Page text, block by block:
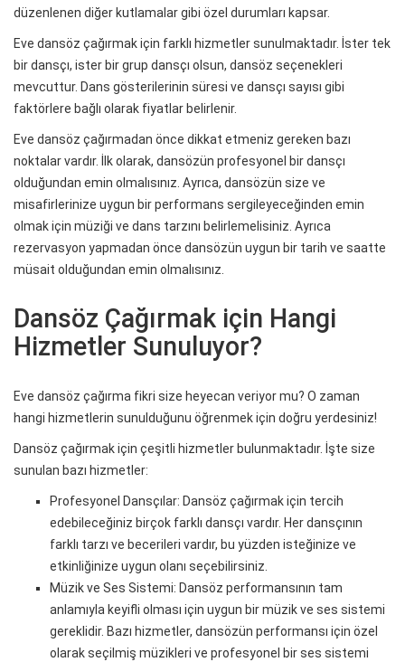
düzenlenen diğer kutlamalar gibi özel durumları kapsar.
Eve dansöz çağırmak için farklı hizmetler sunulmaktadır. İster tek
bir dansçı, ister bir grup dansçı olsun, dansöz seçenekleri
mevcuttur. Dans gösterilerinin süresi ve dansçı sayısı gibi
faktörlere bağlı olarak fiyatlar belirlenir.
Eve dansöz çağırmadan önce dikkat etmeniz gereken bazı
noktalar vardır. İlk olarak, dansözün profesyonel bir dansçı
olduğundan emin olmalısınız. Ayrıca, dansözün size ve
misafirlerinize uygun bir performans sergileyeceğinden emin
olmak için müziği ve dans tarzını belirlemelisiniz. Ayrıca
rezervasyon yapmadan önce dansözün uygun bir tarih ve saatte
müsait olduğundan emin olmalısınız.
Dansöz Çağırmak için Hangi
Hizmetler Sunuluyor?
Eve dansöz çağırma fikri size heyecan veriyor mu? O zaman
hangi hizmetlerin sunulduğunu öğrenmek için doğru yerdesiniz!
Dansöz çağırmak için çeşitli hizmetler bulunmaktadır. İşte size
sunulan bazı hizmetler:
Profesyonel Dansçılar: Dansöz çağırmak için tercih
edebileceğiniz birçok farklı dansçı vardır. Her dansçının
farklı tarzı ve becerileri vardır, bu yüzden isteğinize ve
etkinliğinize uygun olanı seçebilirsiniz.
Müzik ve Ses Sistemi: Dansöz performansının tam
anlamıyla keyifli olması için uygun bir müzik ve ses sistemi
gereklidir. Bazı hizmetler, dansözün performansı için özel
olarak seçilmiş müzikleri ve profesyonel bir ses sistemi